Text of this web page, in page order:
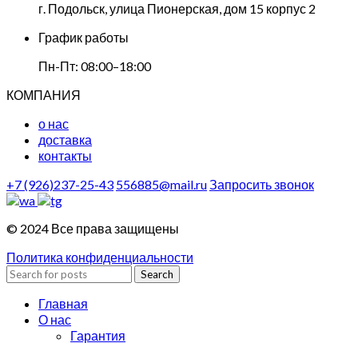
г. Подольск, улица Пионерская, дом 15 корпус 2
График работы
Пн-Пт: 08:00–18:00
КОМПАНИЯ
о нас
доставка
контакты
+7 (926)237-25-43 556885@mail.ruЗапросить звонок
© 2024 Все права защищены
Политика конфиденциальности
Search
Главная
О нас
Гарантия